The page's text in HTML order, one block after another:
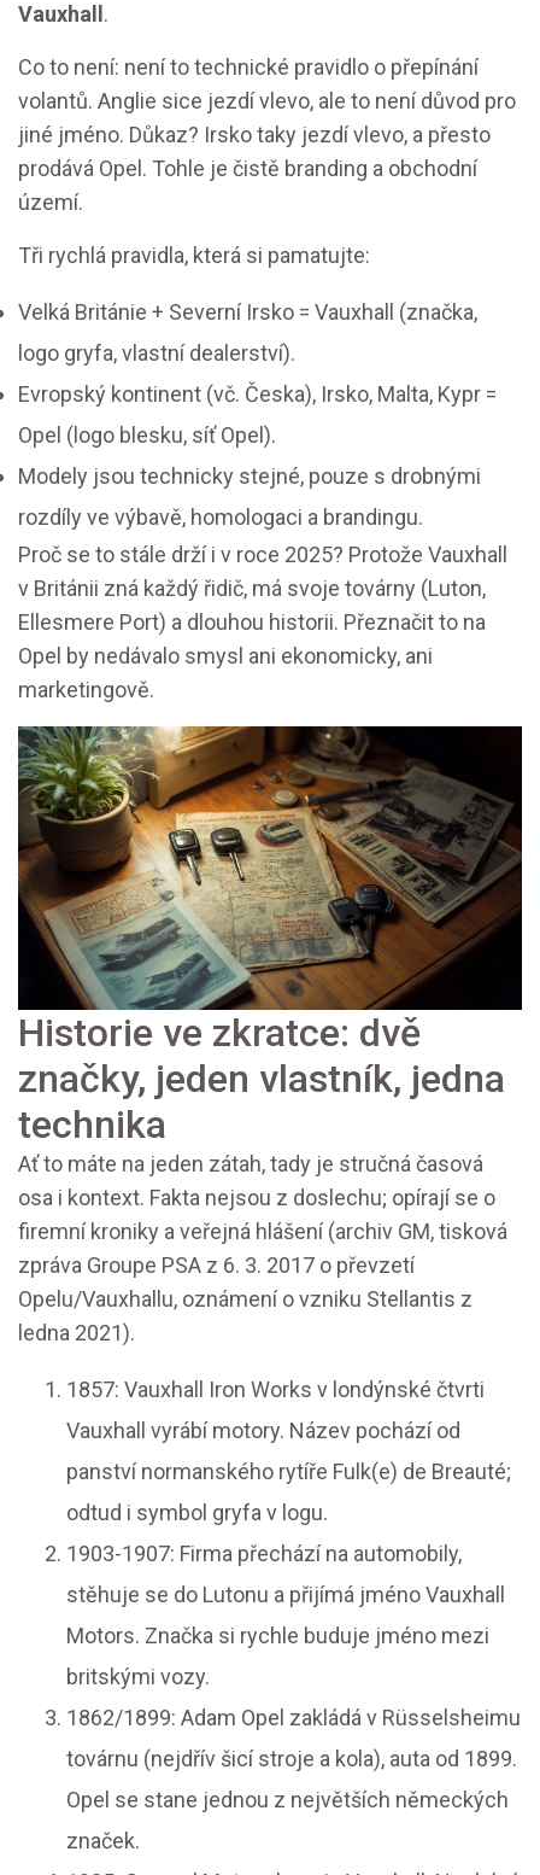
Vauxhall .
Co to není: není to technické pravidlo o přepínání
volantů. Anglie sice jezdí vlevo, ale to není důvod pro
jiné jméno. Důkaz? Irsko taky jezdí vlevo, a přesto
prodává Opel. Tohle je čistě branding a obchodní
území.
Tři rychlá pravidla, která si pamatujte:
Velká Británie + Severní Irsko = Vauxhall (značka,
logo gryfa, vlastní dealerství).
Evropský kontinent (vč. Česka), Irsko, Malta, Kypr =
Opel (logo blesku, síť Opel).
Modely jsou technicky stejné, pouze s drobnými
rozdíly ve výbavě, homologaci a brandingu.
Proč se to stále drží i v roce 2025? Protože Vauxhall
v Británii zná každý řidič, má svoje továrny (Luton,
Ellesmere Port) a dlouhou historii. Přeznačit to na
Opel by nedávalo smysl ani ekonomicky, ani
marketingově.
Historie ve zkratce: dvě
značky, jeden vlastník, jedna
technika
Ať to máte na jeden zátah, tady je stručná časová
osa i kontext. Fakta nejsou z doslechu; opírají se o
firemní kroniky a veřejná hlášení (archiv GM, tisková
zpráva Groupe PSA z 6. 3. 2017 o převzetí
Opelu/Vauxhallu, oznámení o vzniku Stellantis z
ledna 2021).
1857: Vauxhall Iron Works v londýnské čtvrti
Vauxhall vyrábí motory. Název pochází od
panství normanského rytíře Fulk(e) de Breauté;
odtud i symbol gryfa v logu.
1903-1907: Firma přechází na automobily,
stěhuje se do Lutonu a přijímá jméno Vauxhall
Motors. Značka si rychle buduje jméno mezi
britskými vozy.
1862/1899: Adam Opel zakládá v Rüsselsheimu
továrnu (nejdřív šicí stroje a kola), auta od 1899.
Opel se stane jednou z největších německých
značek.